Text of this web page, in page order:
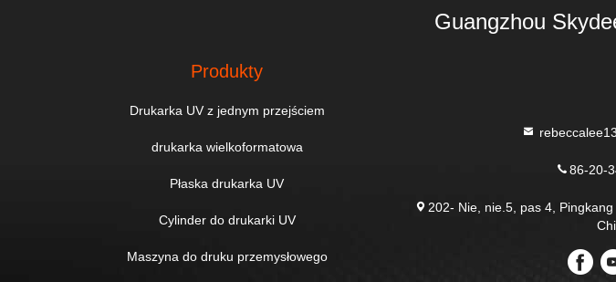
Guangzhou
Produkty
Drukarka UV z jednym przejściem
drukarka wielkoformatowa
Płaska drukarka UV
Cylinder do drukarki UV
Maszyna do druku przemysłowego
86-20-
202- Nie, nie.5, pas 4,